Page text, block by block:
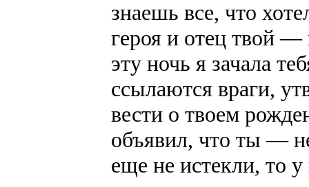
знаешь все, что
героя и отец твой
эту ночь я зачала
ссылаются враги,
вести о твоем
объявил, что ты —
еще не истекли, то